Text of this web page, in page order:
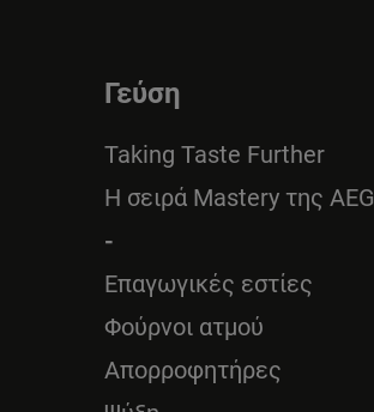
Γεύση
Taking Taste Further
Η σειρά Mastery της AEG
-
Επαγωγικές εστίες
Φούρνοι ατμού
Απορροφητήρες